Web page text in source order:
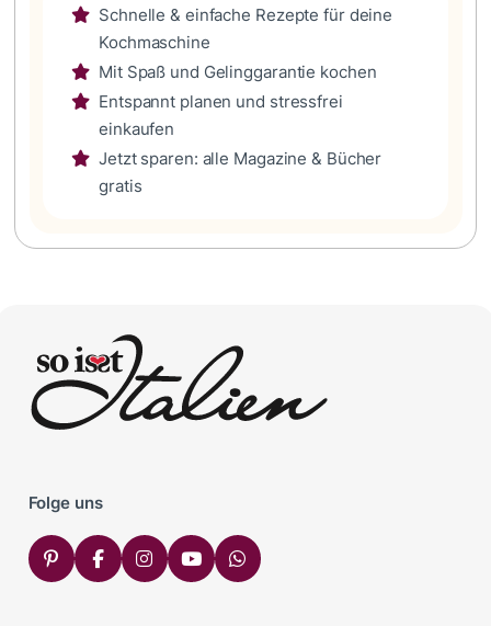
Schnelle & einfache Rezepte für deine
Kochmaschine
Mit Spaß und Gelinggarantie kochen
Entspannt planen und stressfrei
einkaufen
Jetzt sparen: alle Magazine & Bücher
gratis
Folge uns